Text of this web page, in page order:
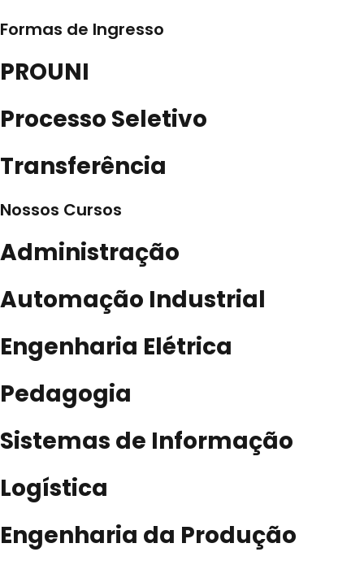
Formas de Ingresso
PROUNI
Processo Seletivo
Transferência
Nossos Cursos
Administração
Automação Industrial
Engenharia Elétrica
Pedagogia
Sistemas de Informação
Logística
Engenharia da Produção